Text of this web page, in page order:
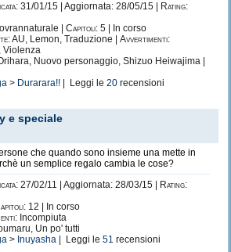
31/01/15 | Aggiornata: 28/05/15 |
Rating:
| Capitoli: 5 | In corso
AU, Lemon, Traduzione | Avvertimenti:
Violenza
Nuovo personaggio, Shizuo Heiwajima |
> Durarara!! | Leggi le 20 recensioni
e speciale
che quando sono insieme una mette in
un semplice regalo cambia le cose?
27/02/11 | Aggiornata: 28/03/15 |
Rating:
12 | In corso
Incompiuta
Un po' tutti
> Inuyasha | Leggi le 51 recensioni